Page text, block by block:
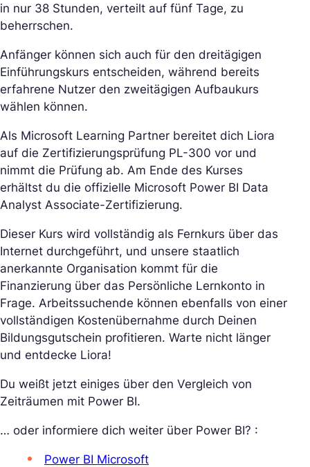
in nur 38 Stunden, verteilt auf fünf Tage, zu
beherrschen.
Anfänger können sich auch für den dreitägigen
Einführungskurs entscheiden, während bereits
erfahrene Nutzer den zweitägigen Aufbaukurs
wählen können.
Als Microsoft Learning Partner bereitet dich Liora
auf die Zertifizierungsprüfung PL-300 vor und
nimmt die Prüfung ab. Am Ende des Kurses
erhältst du die offizielle Microsoft Power BI Data
Analyst Associate-Zertifizierung.
Dieser Kurs wird vollständig als Fernkurs über das
Internet durchgeführt, und unsere staatlich
anerkannte Organisation kommt für die
Finanzierung über das Persönliche Lernkonto in
Frage. Arbeitssuchende können ebenfalls von einer
vollständigen Kostenübernahme durch Deinen
Bildungsgutschein profitieren. Warte nicht länger
und entdecke Liora!
Du weißt jetzt einiges über den Vergleich von
Zeiträumen mit Power BI.
… oder informiere dich weiter über Power BI? :
Power BI Microsoft